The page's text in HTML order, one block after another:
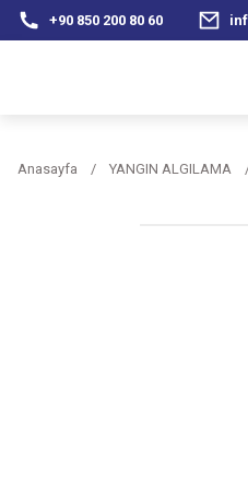
+90 850 200 80 60
Anasayfa YANGIN ALGILAMA